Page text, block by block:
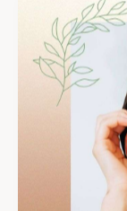
が取り入れら
新メニューが
は、肌の再生
分を用いた導
来よりも高い
最新のREVI施
過チェックを